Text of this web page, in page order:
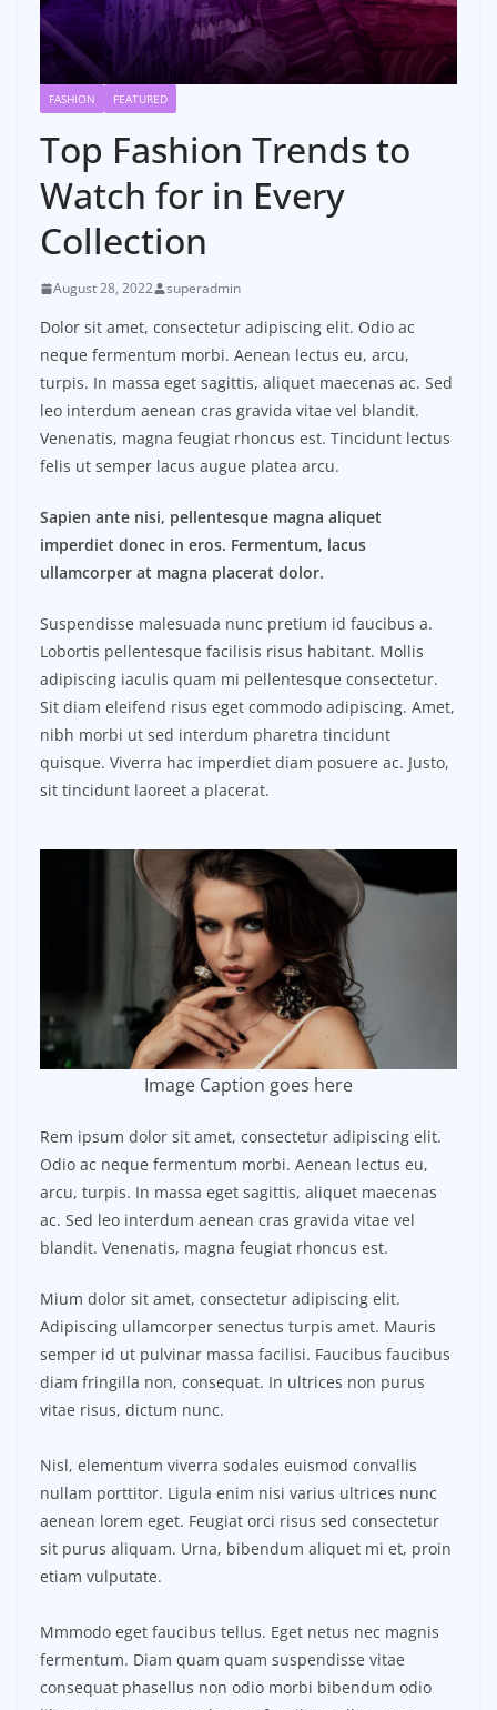
FASHION FEATURED
Top Fashion Trends to
Watch for in Every
Collection
August 28, 2022 superadmin
Dolor sit amet, consectetur adipiscing elit. Odio ac
neque fermentum morbi. Aenean lectus eu, arcu,
turpis. In massa eget sagittis, aliquet maecenas ac. Sed
leo interdum aenean cras gravida vitae vel blandit.
Venenatis, magna feugiat rhoncus est. Tincidunt lectus
felis ut semper lacus augue platea arcu.
Sapien ante nisi, pellentesque magna aliquet
imperdiet donec in eros. Fermentum, lacus
ullamcorper at magna placerat dolor.
Suspendisse malesuada nunc pretium id faucibus a.
Lobortis pellentesque facilisis risus habitant. Mollis
adipiscing iaculis quam mi pellentesque consectetur.
Sit diam eleifend risus eget commodo adipiscing. Amet,
nibh morbi ut sed interdum pharetra tincidunt
quisque. Viverra hac imperdiet diam posuere ac. Justo,
sit tincidunt laoreet a placerat.
Image Caption goes here
Rem ipsum dolor sit amet, consectetur adipiscing elit.
Odio ac neque fermentum morbi. Aenean lectus eu,
arcu, turpis. In massa eget sagittis, aliquet maecenas
ac. Sed leo interdum aenean cras gravida vitae vel
blandit. Venenatis, magna feugiat rhoncus est.
Mium dolor sit amet, consectetur adipiscing elit.
Adipiscing ullamcorper senectus turpis amet. Mauris
semper id ut pulvinar massa facilisi. Faucibus faucibus
diam fringilla non, consequat. In ultrices non purus
vitae risus, dictum nunc.
Nisl, elementum viverra sodales euismod convallis
nullam porttitor. Ligula enim nisi varius ultrices nunc
aenean lorem eget. Feugiat orci risus sed consectetur
sit purus aliquam. Urna, bibendum aliquet mi et, proin
etiam vulputate.
Mmmodo eget faucibus tellus. Eget netus nec magnis
fermentum. Diam quam quam suspendisse vitae
consequat phasellus non odio morbi bibendum odio